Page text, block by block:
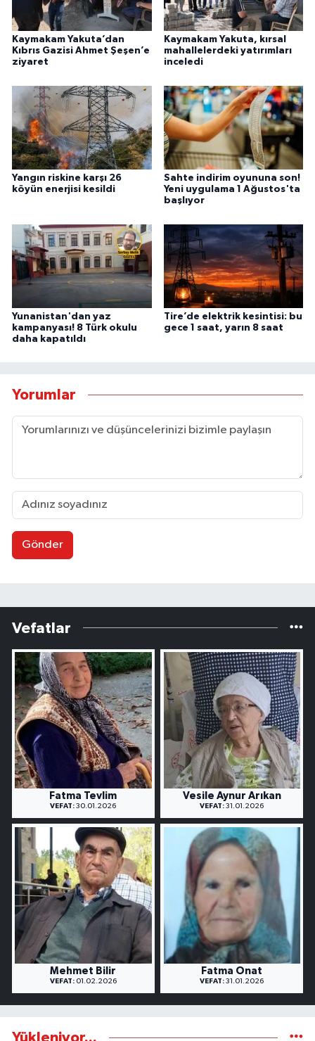
Kaymakam Yakuta’dan
Kıbrıs Gazisi Ahmet Şeşen’e
ziyaret
Kaymakam Yakuta, kırsal
mahallelerdeki yatırımları
inceledi
Yangın riskine karşı 26
köyün enerjisi kesildi
Sahte indirim oyununa son!
Yeni uygulama 1 Ağustos'ta
başlıyor
Yunanistan'dan yaz
kampanyası! 8 Türk okulu
daha kapatıldı
Tire’de elektrik kesintisi: bu
gece 1 saat, yarın 8 saat
Yorumlar
Gönder
Vefatlar
Fatma Tevlim
VEFAT: 30.01.2026
Vesile Aynur Arıkan
VEFAT: 31.01.2026
Mehmet Bilir
VEFAT:01.02.2026
Fatma Onat
VEFAT: 31.01.2026
Yükleniyor...